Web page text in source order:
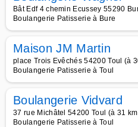
Bât Edf 4 chemin Ecussey 55290
Boulangerie Patisserie à Bure
Maison JM Martin
place Trois Evêchés 54200 Toul (à
Boulangerie Patisserie à Toul
Boulangerie Vidvard
37 rue Michâtel 54200 Toul (à 31
Boulangerie Patisserie à Toul